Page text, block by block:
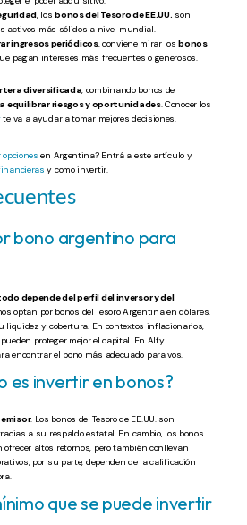
, losbonos del Tesoro de EE.UU. son
activos más sólidos a nivel mundial.
ingresos periódicos, conviene mirar losbonos
pagan intereses más frecuentes o generosos.
diversificada, combinando bonos de
equilibrar riesgos y oportunidades. Conocer los
te va a ayudar a tomar mejores decisiones,
opciones en Argentina? Entrá a este artículo y
y como invertir.
bono argentino para
depende del perfil del inversor y del
optan por bonos del Tesoro Argentina en dólares,
liquidez y cobertura. En contextos inflacionarios,
proteger mejor el capital. En Alfy
encontrar el bono más adecuado para vos.
es invertir en bonos?
. Los bonos del Tesoro de EE.UU. son
a su respaldo estatal. En cambio, los bonos
altos retornos, pero también conllevan
por su parte, dependen de la calificación
que se puede invertir